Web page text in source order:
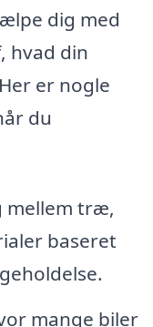
dig med
hvad din
er nogle
du
mellem træ,
baseret
mange biler